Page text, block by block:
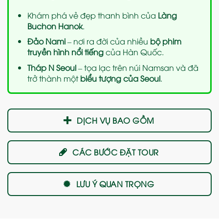
Khám phá vẻ đẹp thanh bình của Làng
Buchon Hanok.
Đảo Nami– nơi ra đời của nhiều bộ phim
truyền hình nổi tiếngcủa Hàn Quốc.
Tháp N Seoul– tọa lạc trên núi Namsan và đã
trở thành mộtbiểu tượng của Seoul.
DỊCH VỤ BAO GỒM
CÁC BƯỚC ĐẶT TOUR
LƯU Ý QUAN TRỌNG